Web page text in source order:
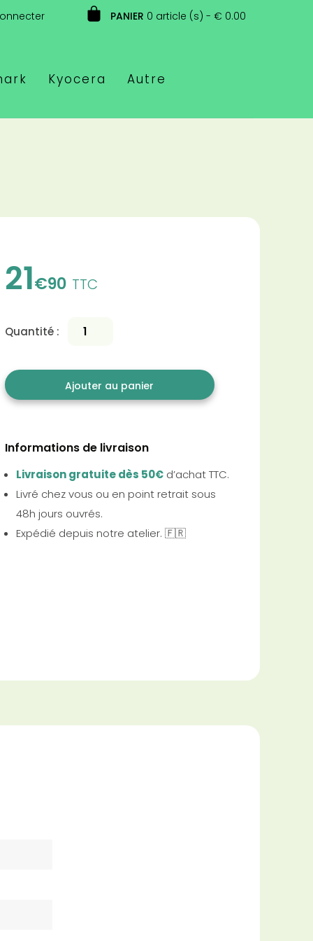
PANIER 0 article (s) - € 0.00
Kyocera Autre
21€90 TTC
Quantité :
Ajouter au panier
Informations de livraison
Livraison gratuite dès 50€d’achat TTC.
Livré chez vous ou en point retrait sous
48h jours ouvrés.
Expédié depuis notre atelier. 🇫🇷